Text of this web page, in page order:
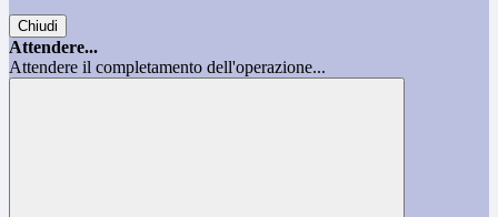
Chiudi
Attendere...
Attendere il completamento dell'operazione...